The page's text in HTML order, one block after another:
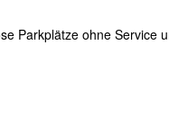
Parkplätze ohne Service